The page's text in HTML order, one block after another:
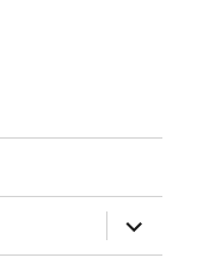
expand
child
menu